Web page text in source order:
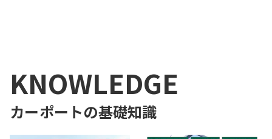
KNOWLEDGE
カーポートの基礎知識